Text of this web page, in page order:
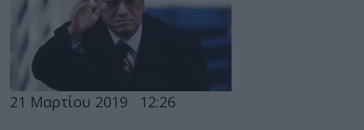
21 Μαρτίου 2019 12:26